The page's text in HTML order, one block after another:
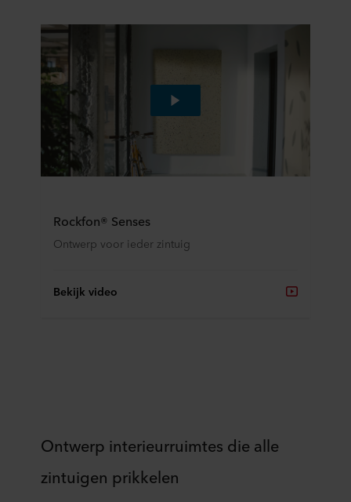
Rockfon® Senses
Ontwerp voor ieder zintuig
Bekijk video
Ontwerp interieurruimtes die alle
zintuigen prikkelen